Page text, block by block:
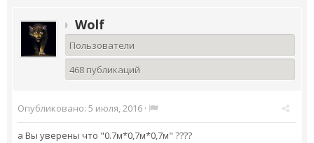
Wolf
Пользователи
468 публикаций
Опубликовано: 5 июля, 2016 ·
а Вы уверены что "0.7м*0,7м*0,7м" ????